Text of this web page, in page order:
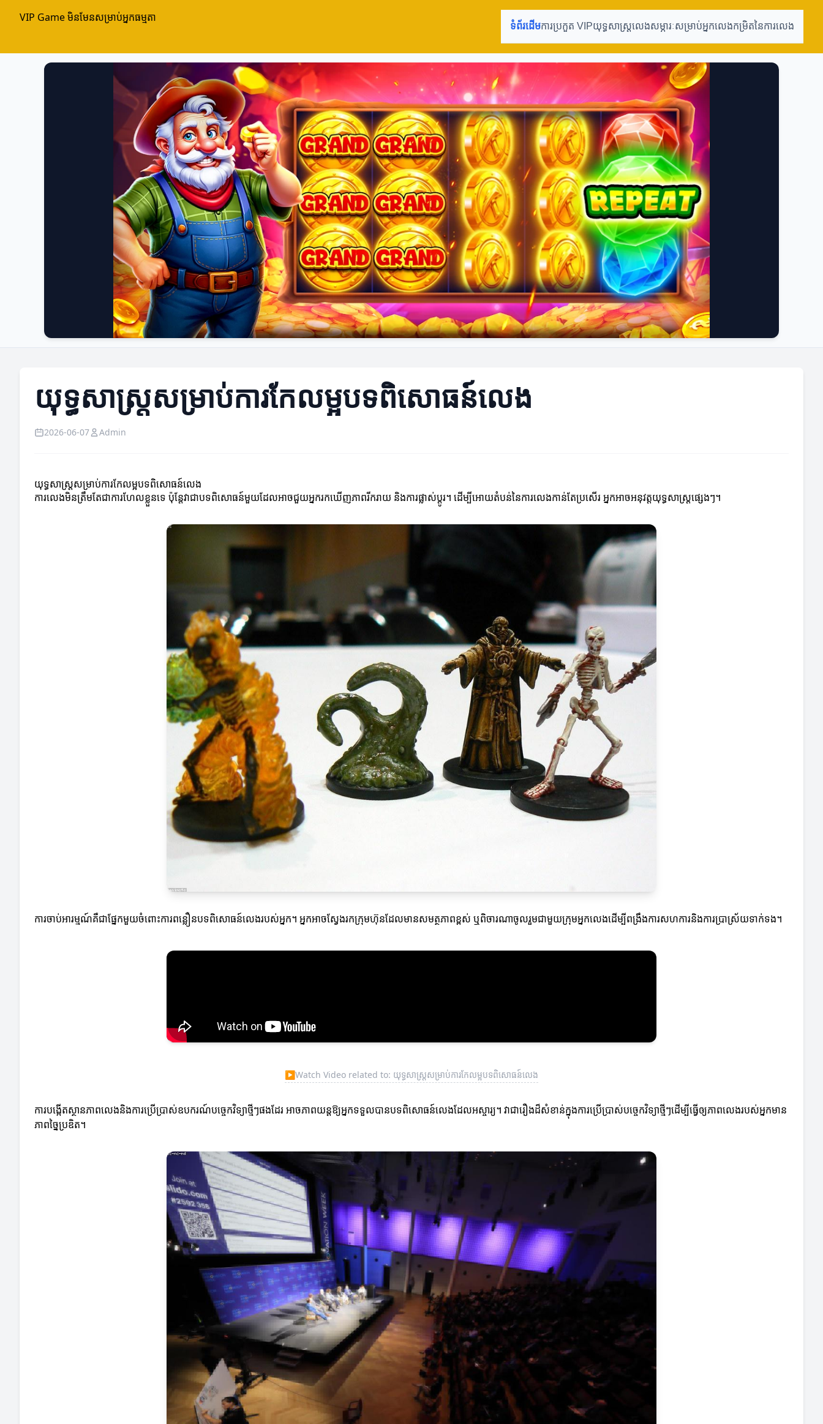
VIP Game មិនមែនសម្រាប់អ្នកធម្មតា
ទំព័រដើមការប្រកួត VIPយុទ្ធសាស្ត្រលេងសម្ភារៈសម្រាប់អ្នកលេងកម្រិតនៃការលេង
យុទ្ធសាស្ត្រសម្រាប់ការកែលម្អបទពិសោធន៍លេង
2026-06-07 Admin
យុទ្ធសាស្ត្រសម្រាប់ការកែលម្អបទពិសោធន៍លេង
ការលេងមិនត្រឹមតែជាការហែលខ្លួនទេ ប៉ុន្ដែវាជាបទពិសោធន៍មួយដែលអាចជួយអ្នករកឃើញភាពរីករាយ និងការផ្លាស់ប្តូរ។ ដើម្បីអោយតំបន់នៃការលេងកាន់តែប្រសើរ អ្នកអាចអនុវត្តយុទ្ធសាស្ត្រផ្សេងៗ។
ការចាប់អារម្មណ៍គឺជាផ្នែកមួយចំពោះការពន្លឿនបទពិសោធន៍លេងរបស់អ្នក។ អ្នកអាចស្វែងរកក្រុមហ៊ុនដែលមានសមត្ថភាពខ្ពស់ ឬពិចារណាចូលរួមជាមួយក្រុមអ្នកលេងដើម្បីពង្រឹងការសហការនិងការប្រាស្រ័យទាក់ទង។
▶Watch Video related to: យុទ្ធសាស្ត្រសម្រាប់ការកែលម្អបទពិសោធន៍លេង
ការ​បង្កើតស្ថានភាពលេងនិងការប្រើប្រាស់ឧបករណ៍បច្ចេកវិទ្យាថ្មីៗផងដែរ អាចភាពយន្តឱ្យអ្នកទទួលបានបទពិសោធន៍លេងដែលអស្ចារ្យ។ វាជារឿងដ៏សំខាន់ក្នុងការប្រើប្រាស់បច្ចេកវិទ្យាថ្មីៗដើម្បីធ្វើឲ្យភាពលេងរបស់អ្នកមាន
ភាពច្នៃប្រឌិត។